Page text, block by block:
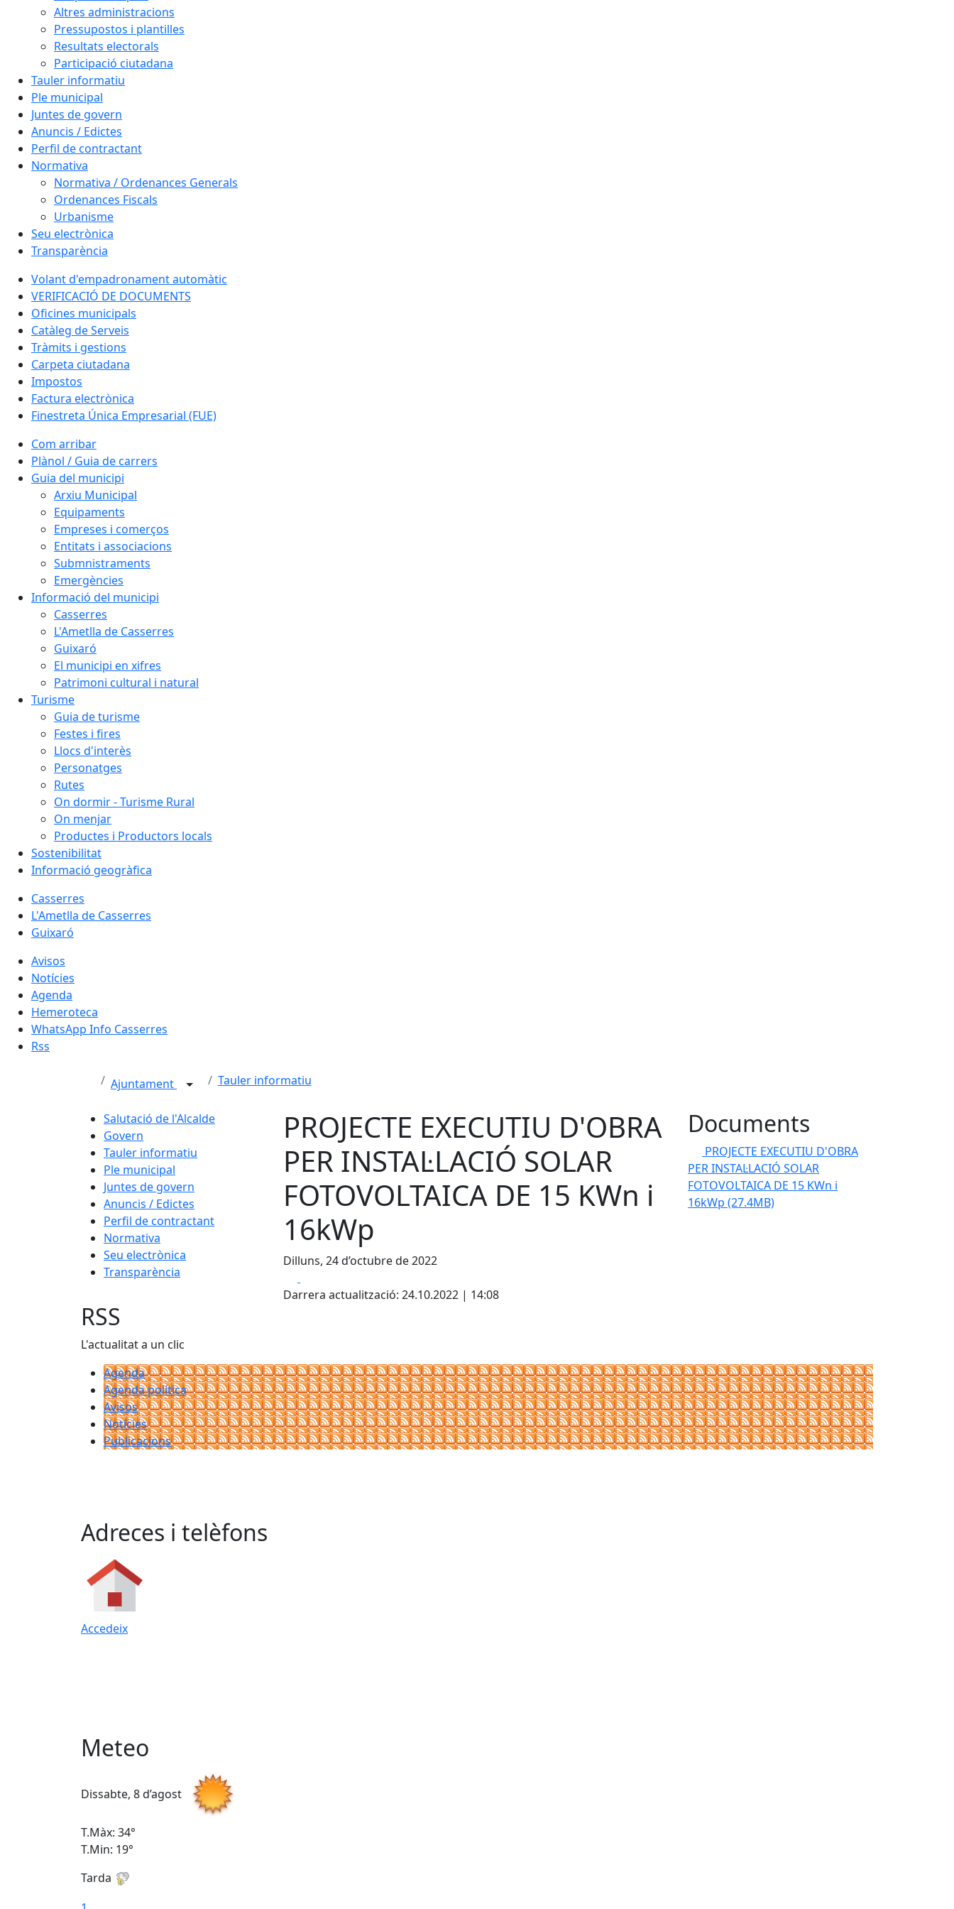
Altres administracions
Pressupostos i plantilles
Resultats electorals
Participació ciutadana
Tauler informatiu
Ple municipal
Juntes de govern
Anuncis / Edictes
Perfil de contractant
Normativa
Normativa / Ordenances Generals
Ordenances Fiscals
Urbanisme
Seu electrònica
Transparència
Volant d'empadronament automàtic
VERIFICACIÓ DE DOCUMENTS
Oficines municipals
Catàleg de Serveis
Tràmits i gestions
Carpeta ciutadana
Impostos
Factura electrònica
Finestreta Única Empresarial (FUE)
Com arribar
Plànol / Guia de carrers
Guia del municipi
Arxiu Municipal
Equipaments
Empreses i comerços
Entitats i associacions
Submnistraments
Emergències
Informació del municipi
Casserres
L'Ametlla de Casserres
Guixaró
El municipi en xifres
Patrimoni cultural i natural
Turisme
Guia de turisme
Festes i fires
Llocs d'interès
Personatges
Rutes
On dormir - Turisme Rural
On menjar
Productes i Productors locals
Sostenibilitat
Informació geogràfica
Casserres
L'Ametlla de Casserres
Guixaró
Avisos
Notícies
Agenda
Hemeroteca
WhatsApp Info Casserres
Rss
Ajuntament Tauler informatiu
Salutació de l'Alcalde
Govern
Tauler informatiu
Ple municipal
Juntes de govern
Anuncis / Edictes
Perfil de contractant
Normativa
Seu electrònica
Transparència
PROJECTE EXECUTIU D'OBRA
PER INSTAL·LACIÓ SOLAR
FOTOVOLTAICA DE 15 KWn i
16kWp
Dilluns, 24 d’octubre de 2022
Darrera actualització: 24.10.2022 | 14:08
Documents
PROJECTE EXECUTIU D'OBRA
PER INSTAL·LACIÓ SOLAR
FOTOVOLTAICA DE 15 KWn i
16kWp (27.4MB)
RSS
L'actualitat a un clic
Agenda
Agenda política
Avisos
Notícies
Publicacions
Adreces i telèfons
Accedeix
Meteo
Dissabte, 8 d’agost
T.Màx: 34°
T.Min: 19°
Tarda